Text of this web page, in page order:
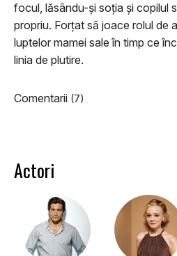
focul, lăsându-și soția și copilul
propriu. Forțat să joace rolul de
luptelor mamei sale în timp ce
linia de plutire.
Comentarii (7)
Actori